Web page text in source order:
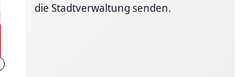
Region Hannover
die Stadtverwaltung senden.